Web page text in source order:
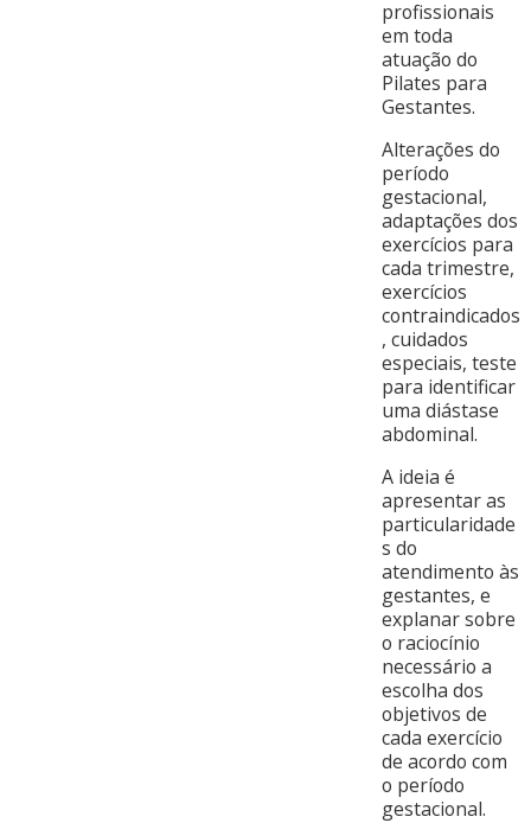
profissionais
em toda
atuação do
Pilates para
Gestantes.
Alterações do
período
gestacional,
adaptações dos
exercícios para
cada trimestre,
exercícios
contraindicados
, cuidados
especiais, teste
para identificar
uma diástase
abdominal.
A ideia é
apresentar as
particularidade
s do
atendimento às
gestantes, e
explanar sobre
o raciocínio
necessário a
escolha dos
objetivos de
cada exercício
de acordo com
o período
gestacional.